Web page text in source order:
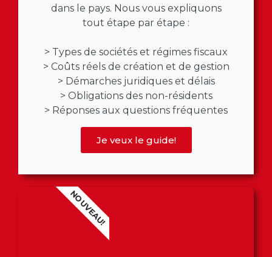
dans le pays. Nous vous expliquons
tout étape par étape :
> Types de sociétés et régimes fiscaux
> Coûts réels de création et de gestion
> Démarches juridiques et délais
> Obligations des non-résidents
> Réponses aux questions fréquentes
Je veux le guide!
NOUVEAU!